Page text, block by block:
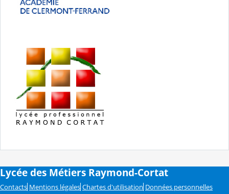
Lycée des Métiers Raymond-Cortat
Contacts Mentions légales Chartes d'utilisation Données personnelles